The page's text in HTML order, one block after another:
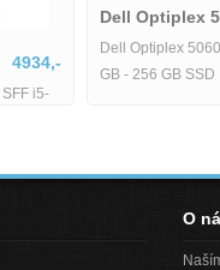
4934,-
i5-
Dell Optiplex
Dell Optiplex
GB - 256 GB SSD
O